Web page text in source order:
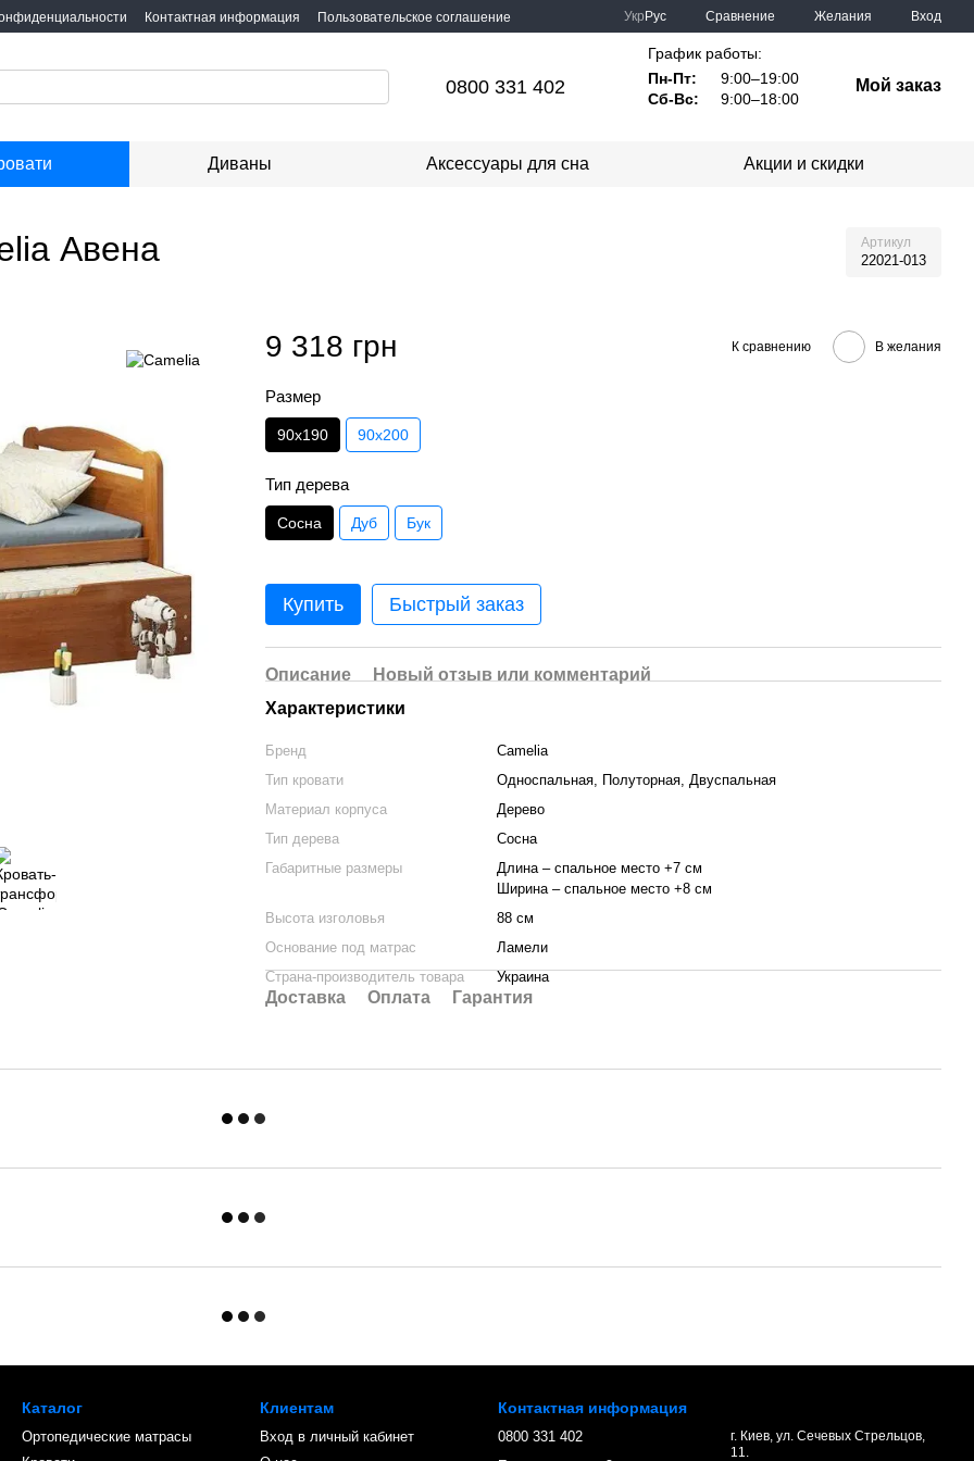
Контактная информация
Пользовательское соглашение
Укр Рус Сравнение Желания Вход
0800 331 402
График работы:
Пн-Пт:
9:00–19:00
Сб-Вс:
9:00–18:00
Мой заказ
Диваны Аксессуары для сна Акции и скидки
Авена Артикул
22021-013
9 318 грн К сравнению В желания
Размер
90х190 90х200
Тип дерева
Сосна Дуб Бук
Купить Быстрый заказ
Описание
Новый отзыв или комментарий
Характеристики
Бренд
Camelia
Тип кровати
Односпальная, Полуторная, Двуспальная
Материал корпуса
Дерево
Тип дерева
Сосна
Габаритные размеры
Длина – спальное место +7 см
Ширина – спальное место +8 см
Высота изголовья
88 см
Основание под матрас
Ламели
Страна-производитель товара
Украина
Доставка Оплата Гарантия
Каталог
Ортопедические матрасы
Клиентам
Вход в личный кабинет
Контактная информация
0800 331 402
г. Киев, ул. Сечевых Стрельцов,
11.